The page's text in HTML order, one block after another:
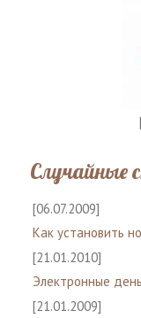
Случайные
[06.07.2009]
Как установить
[21.01.2010]
Электронные
[21.01.2009]